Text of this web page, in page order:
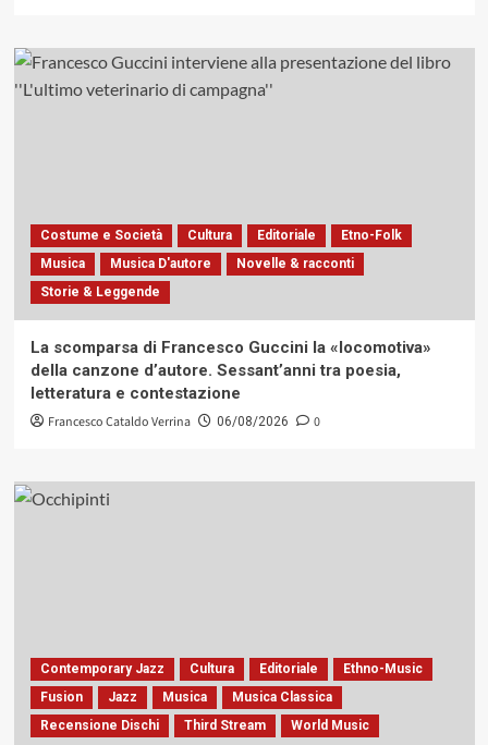
Costume e Società Cultura Editoriale
Etno-Folk
Musica
Musica D'autore
Novelle & racconti
Storie & Leggende
La scomparsa di Francesco Guccini la «locomotiva»
della canzone d’autore. Sessant’anni tra poesia,
letteratura e contestazione
Francesco Cataldo Verrina 06/08/2026 0
Contemporary Jazz Cultura Editoriale
Ethno-Music
Fusion
Jazz Musica
Musica Classica
Recensione Dischi
Third Stream World Music